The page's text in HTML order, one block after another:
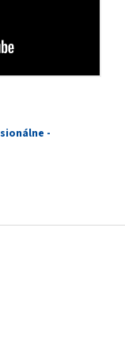
-